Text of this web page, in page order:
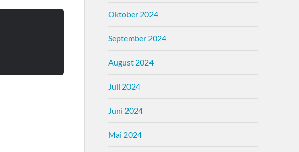
Oktober 2024
September 2024
August 2024
Juli 2024
Juni 2024
Mai 2024